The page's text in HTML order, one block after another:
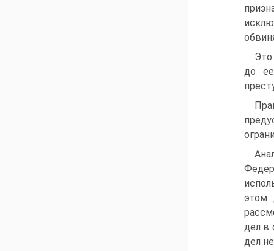
Это
до
этом
дел в
дел